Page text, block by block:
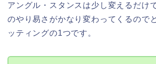
アングル・スタンスは少し変えるだけ
のやり易さがかなり変わってくるので
ッティングの1つです。